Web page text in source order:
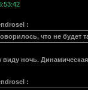
:
что не будет
виду ночь.
: